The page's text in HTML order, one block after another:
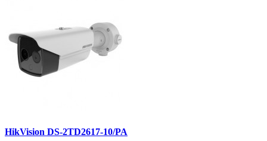
HikVision DS-2TD2617-10/PA